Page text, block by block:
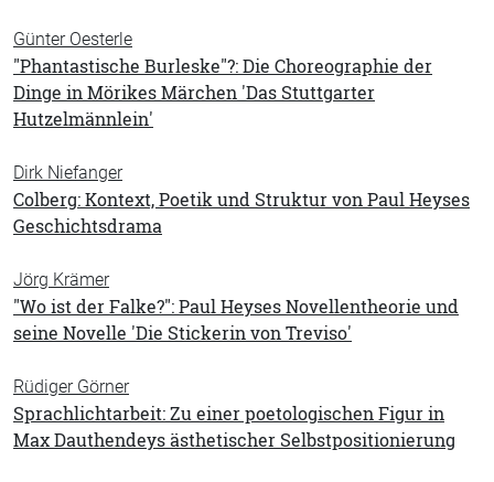
Günter Oesterle
"Phantastische Burleske"?: Die Choreographie der
Dinge in Mörikes Märchen 'Das Stuttgarter
Hutzelmännlein'
Dirk Niefanger
Colberg: Kontext, Poetik und Struktur von Paul Heyses
Geschichtsdrama
Jörg Krämer
"Wo ist der Falke?": Paul Heyses Novellentheorie und
seine Novelle 'Die Stickerin von Treviso'
Rüdiger Görner
Sprachlichtarbeit: Zu einer poetologischen Figur in
Max Dauthendeys ästhetischer Selbstpositionierung